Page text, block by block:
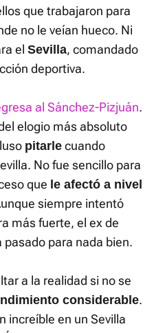
que trabajaron para
no le veían hueco. Ni
el Sevilla, comandado
deportiva.
al Sánchez-Pizjuán.
elogio más absoluto
pitarle cuando
No fue sencillo para
que le afectó a nivel
siempre intentó
más fuerte, el ex de
pasado para nada bien.
a la realidad si no se
considerable.
increíble en un Sevilla